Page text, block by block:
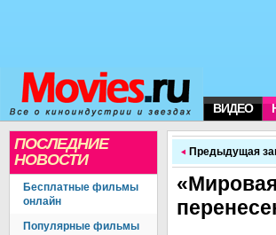
ВИДЕО
ПОСЛЕДНИЕ
НОВОСТИ
Бесплатные фильмы
онлайн
Популярные фильмы
Предыдущая